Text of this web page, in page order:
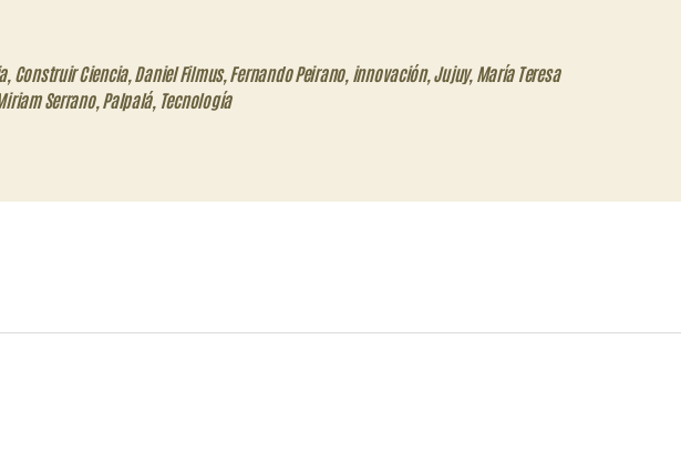
, Construir Ciencia, Daniel Filmus, Fernando Peirano, innovación, Jujuy, María Teresa
Serrano, Palpalá, Tecnología